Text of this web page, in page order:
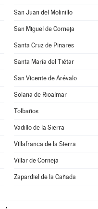
San Juan del Molinillo
San Miguel de Corneja
Santa Cruz de Pinares
Santa María del Tiétar
San Vicente de Arévalo
Solana de Rioalmar
Tolbaños
Vadillo de la Sierra
Villafranca de la Sierra
Villar de Corneja
Zapardiel de la Cañada